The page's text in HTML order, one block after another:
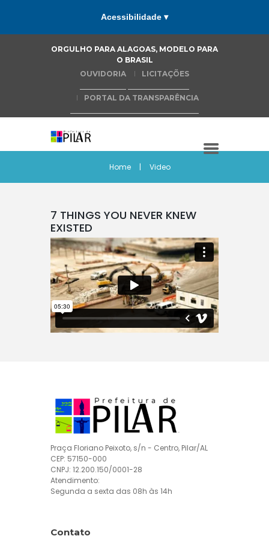
Acessibilidade ▾
ORGULHO PARA ALAGOAS, MODELO PARA
O BRASIL
OUVIDORIA
LICITAÇÕES
PORTAL DA TRANSPARÊNCIA
Home Video
7 THINGS YOU NEVER KNEW
EXISTED
Praça Floriano Peixoto, s/n - Centro, Pilar/AL
CEP: 57150-000
CNPJ: 12.200.150/0001-28
Atendimento:
Segunda a sexta das 08h às 14h
Contato